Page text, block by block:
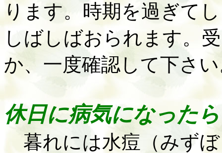
ります。時期を過ぎて
しばしばおられます。
か、一度確認して下さ
休日に病気になったら
暮れには水痘（みず